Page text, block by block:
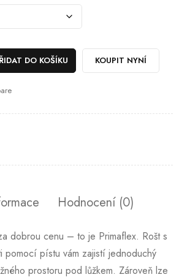
DO KOŠÍKU
KOUPIT NYNÍ
Hodnocení (0)
dobrou cenu – to je Primaflex. Rošt s
pomocí pístu vám zajistí jednoduchý
prostoru pod lůžkem. Zároveň lze